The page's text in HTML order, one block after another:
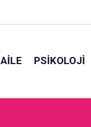
AİLE PSİKOLOJİ